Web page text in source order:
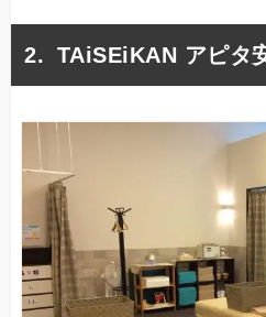
TAiSEiKAN アピタ